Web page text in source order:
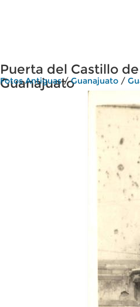
Puerta del Castillo
Guanajuato
Fotos Antiguas/Guanajuato /